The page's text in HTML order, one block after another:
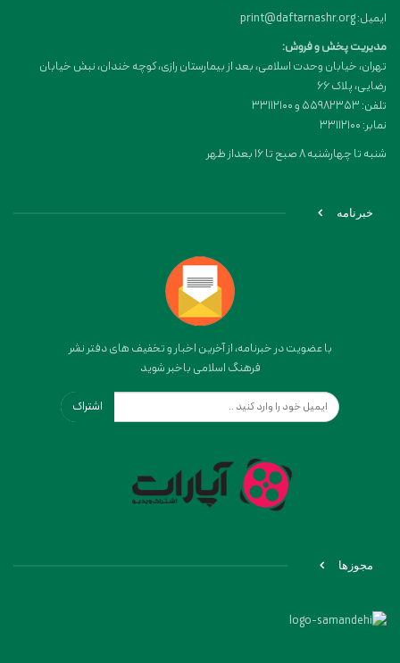
ایمیل: print@daftarnashr.org
مدیریت پخش و فروش:
تهران، خیابان وحدت اسلامی، بعد از بیمارستان رازی، کوچه خندان، نبش خیابان
رضایی، پلاک ۶۶
تلفن: 55982353 و 33112100
نمابر: 33112100
شنبه تا چهارشنبه 8 صبح تا 16 بعداز ظهر
خبرنامه
با عضویت در خبرنامه، از آخرین اخبار و تخفیف های دفتر نشر
فرهنگ اسلامی باخبر شوید
اشتراک
مجوزها